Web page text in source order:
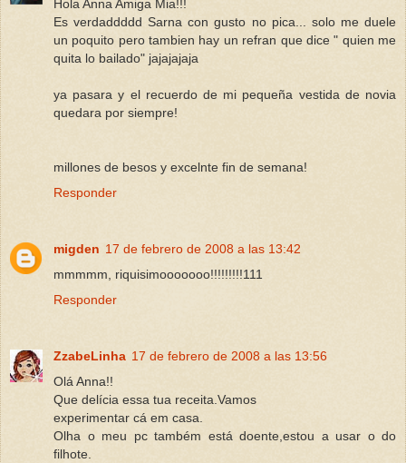
Hola Anna Amiga Mia!!!
Es verdaddddd Sarna con gusto no pica... solo me duele
un poquito pero tambien hay un refran que dice " quien me
quita lo bailado" jajajajaja
ya pasara y el recuerdo de mi pequeña vestida de novia
quedara por siempre!
millones de besos y excelnte fin de semana!
Responder
migden 17 de febrero de 2008 a las 13:42
mmmmm, riquisimooooooo!!!!!!!!!111
Responder
ZzabeLinha 17 de febrero de 2008 a las 13:56
Olá Anna!!
Que delícia essa tua receita.Vamos
experimentar cá em casa.
Olha o meu pc também está doente,estou a usar o do
filhote.